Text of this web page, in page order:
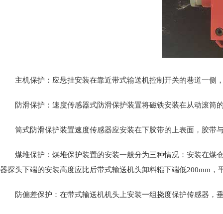
主机保护：应悬挂安装在靠近带式输送机控制开关的巷道一侧
防滑保护：速度传感器式防滑保护装置将磁铁安装在从动滚
筒式防滑保护装置速度传感器应安装在下胶带的上表面，胶带
煤堆保护：煤堆保护装置的安装一般分为三种情况：安装在煤
器探头下端的安装高度应比后带式输送机头卸料辊下端低200mm
防偏差保护：在带式输送机机头上安装一组挠度保护传感器，